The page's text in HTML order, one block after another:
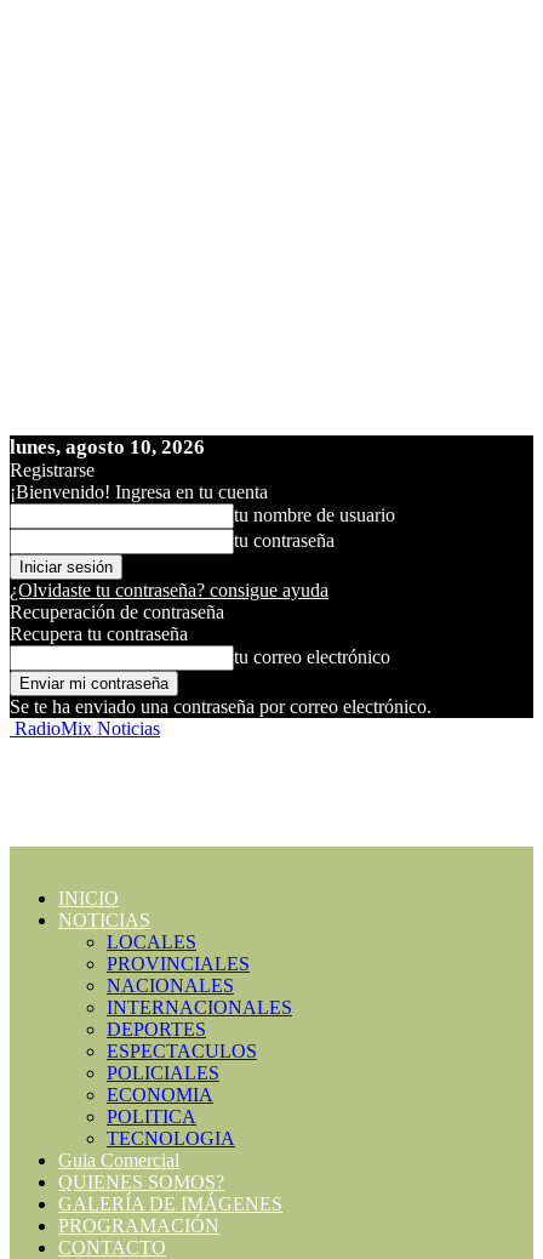
lunes, agosto 10, 2026
Registrarse
¡Bienvenido! Ingresa en tu cuenta
tu nombre de usuario
tu contraseña
¿Olvidaste tu contraseña? consigue ayuda
Recuperación de contraseña
Recupera tu contraseña
tu correo electrónico
Se te ha enviado una contraseña por correo electrónico.
RadioMix Noticias
INICIO
NOTICIAS
LOCALES
PROVINCIALES
NACIONALES
INTERNACIONALES
DEPORTES
ESPECTACULOS
POLICIALES
ECONOMIA
POLITICA
TECNOLOGIA
Guia Comercial
QUIENES SOMOS?
GALERÍA DE IMÁGENES
PROGRAMACIÓN
CONTACTO